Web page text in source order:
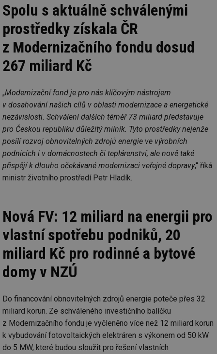
Spolu s aktuálně schválenými
prostředky získala ČR
z Modernizačního fondu dosud
267 miliard Kč
„Modernizační fond je pro nás klíčovým nástrojem
v dosahování našich cílů v oblasti modernizace a energetické
nezávislosti. Schválení dalších téměř 73 miliard představuje
pro Českou republiku důležitý milník. Tyto prostředky nejenže
posílí rozvoj obnovitelných zdrojů energie ve výrobních
podnicích i v domácnostech či teplárenství, ale nově také
přispějí k dlouho očekávané modernizaci veřejné dopravy,“ říká
ministr životního prostředí Petr Hladík.
Nová FV: 12 miliard na energii pro
vlastní spotřebu podniků, 20
miliard Kč pro rodinné a bytové
domy v NZÚ
Do financování obnovitelných zdrojů energie poteče přes 32
miliard korun. Ze schváleného investičního balíčku
z Modernizačního fondu je vyčleněno více než 12 miliard korun
k vybudování fotovoltaických elektráren s výkonem od 50 kW
do 5 MW, které budou sloužit pro řešení vlastních